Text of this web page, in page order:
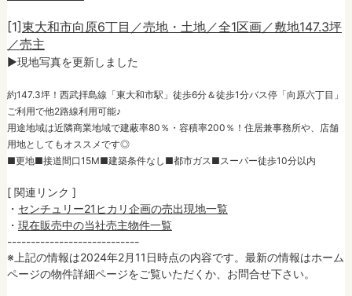
[1]東大和市向原6丁目／売地・土地／全1区画／敷地147.3坪
／売主
►現地写真を更新しました
約147.3坪！西武拝島線「東大和市駅」徒歩6分＆徒歩1分バス停「向原六丁目」
ご利用で他2路線利用可能♪
用途地域は近隣商業地域で建蔽率80％・容積率200％！住居兼事務所や、店舗
用地としてもオススメです◎
■更地■接道間口15M■建築条件なし■都市ガス■スーパー徒歩10分以内
[ 関連リンク ]
・ センチュリー21ヒカリ企画の売出現地一覧
・ 現在販売中の当社売主物件一覧
----------------------------
※上記の情報は2024年2月11日時点の内容です。最新の情報はホーム
ページの物件詳細ページをご覧いただくか、お問合せ下さい。